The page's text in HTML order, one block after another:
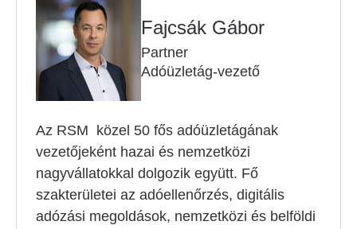
Fajcsák Gábor
Partner
Adóüzletág-vezető
Az RSM közel 50 fős adóüzletágának
vezetőjeként hazai és nemzetközi
nagyvállatokkal dolgozik együtt. Fő
szakterületei az adóellenőrzés, digitális
adózási megoldások, nemzetközi és belföldi